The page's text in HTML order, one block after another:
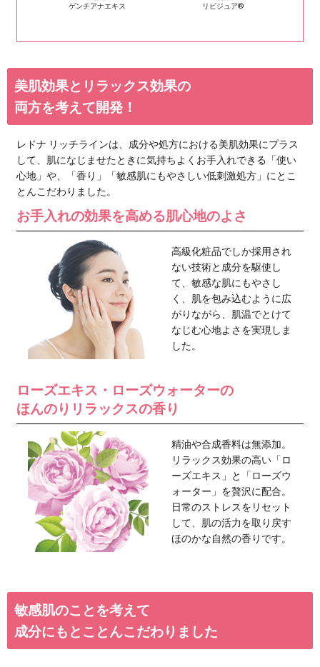
肌の若さを保つカギである女
ークに減少します。ハリ・弾
質と量が低下し、肌の老化を